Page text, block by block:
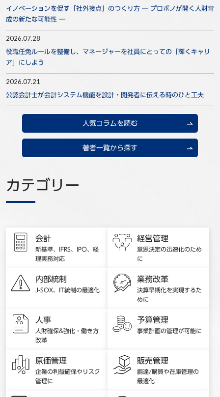
BBSグループネットワーク サステナビリティ 企業情報
株主・投資家情報 採用情報
お問い合わせ
イノベーションを促す「社外接点」のつくり方 ― プロボノが開く人財育
成の新たな可能性 ―
2026.07.28
役職任免ルールを整備し、マネージャーを社員にとっての「輝くキャリ
ア」にしよう
2026.07.21
公認会計士が会計システム機能を設計・開発者に伝える時のひと工夫
人気コラムを読む
著者一覧から探す
カテゴリー
会計
新基準、IFRS、IPO、経
理実務対応
経営管理
意思決定の迅速化のため
に
内部統制
J-SOX、IT統制の最適化
業務改革
決算早期化を実現するた
めに
人事
人財確保&強化・働き方
改革
予算管理
事業計画の管理が可能に
原価管理
企業の利益確保やリスク
管理に
販売管理
調達/購買や在庫管理の
最適化